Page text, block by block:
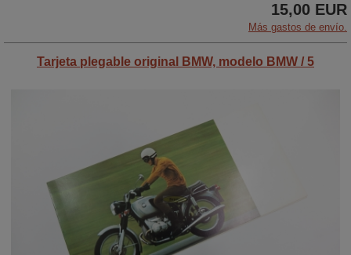
15,00 EUR
Más gastos de envío.
Tarjeta plegable original BMW, modelo BMW / 5